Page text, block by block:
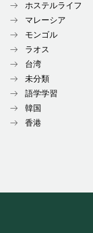
ホステルライフ
マレーシア
モンゴル
ラオス
台湾
未分類
語学学習
韓国
香港